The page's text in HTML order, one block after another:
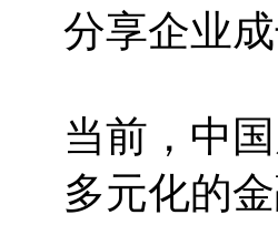
分享企业成
当前，中
多元化的